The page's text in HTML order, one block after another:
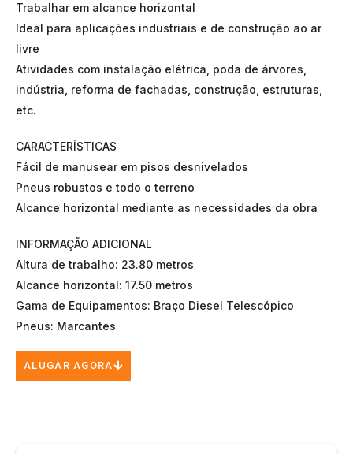
Trabalhar em alcance horizontal
Ideal para aplicações industriais e de construção ao ar
livre
Atividades com instalação elétrica, poda de árvores,
indústria, reforma de fachadas, construção, estruturas,
etc.
CARACTERÍSTICAS
Fácil de manusear em pisos desnivelados
Pneus robustos e todo o terreno
Alcance horizontal mediante as necessidades da obra
INFORMAÇÃO ADICIONAL
Altura de trabalho: 23.80 metros
Alcance horizontal: 17.50 metros
Gama de Equipamentos: Braço Diesel Telescópico
Pneus: Marcantes
ALUGAR AGORA